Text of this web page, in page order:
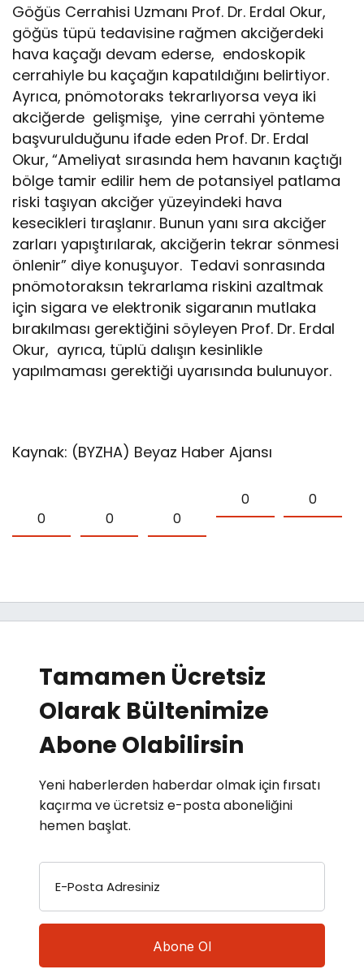
Göğüs Cerrahisi Uzmanı Prof. Dr. Erdal Okur,
göğüs tüpü tedavisine rağmen akciğerdeki
hava kaçağı devam ederse, endoskopik
cerrahiyle bu kaçağın kapatıldığını belirtiyor.
Ayrıca, pnömotoraks tekrarlıyorsa veya iki
akciğerde gelişmişe, yine cerrahi yönteme
başvurulduğunu ifade eden Prof. Dr. Erdal
Okur, “Ameliyat sırasında hem havanın kaçtığı
bölge tamir edilir hem de potansiyel patlama
riski taşıyan akciğer yüzeyindeki hava
kesecikleri tıraşlanır. Bunun yanı sıra akciğer
zarları yapıştırılarak, akciğerin tekrar sönmesi
önlenir” diye konuşuyor. Tedavi sonrasında
pnömotoraksın tekrarlama riskini azaltmak
için sigara ve elektronik sigaranın mutlaka
bırakılması gerektiğini söyleyen Prof. Dr. Erdal
Okur, ayrıca, tüplü dalışın kesinlikle
yapılmaması gerektiği uyarısında bulunuyor.
Kaynak: (BYZHA) Beyaz Haber Ajansı
0 0 0
0 0
Tamamen Ücretsiz
Olarak Bültenimize
Abone Olabilirsin
Yeni haberlerden haberdar olmak için fırsatı
kaçırma ve ücretsiz e-posta aboneliğini
hemen başlat.
E-Posta Adresiniz